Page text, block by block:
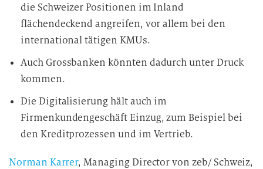
die Schweizer Positionen im Inland
flächendeckend angreifen, vor allem bei den
international tätigen KMUs.
Auch Grossbanken könnten dadurch unter Druck
kommen.
Die Digitalisierung hält auch im
Firmenkundengeschäft Einzug, zum Beispiel bei
den Kreditprozessen und im Vertrieb.
Norman Karrer, Managing Director von zeb/ Schweiz,